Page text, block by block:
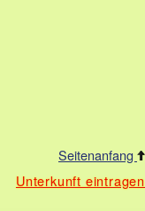
Seitenanfang
Unterkunft eintragen